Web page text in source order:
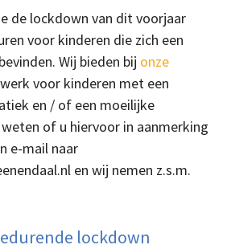
de lockdown van dit voorjaar
voor kinderen die zich een
Wij bieden bij onze
voor kinderen met een
en / of een moeilijke
of u hiervoor in aanmerking
e-mail naar
en wij nemen z.s.m.
lockdown